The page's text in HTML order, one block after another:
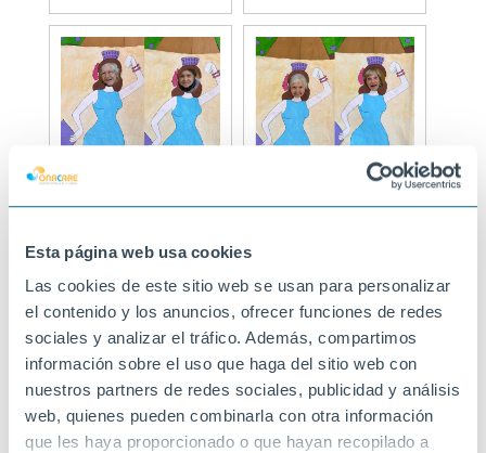
Esta página web usa cookies
Las cookies de este sitio web se usan para personalizar
el contenido y los anuncios, ofrecer funciones de redes
sociales y analizar el tráfico. Además, compartimos
información sobre el uso que haga del sitio web con
nuestros partners de redes sociales, publicidad y análisis
web, quienes pueden combinarla con otra información
que les haya proporcionado o que hayan recopilado a